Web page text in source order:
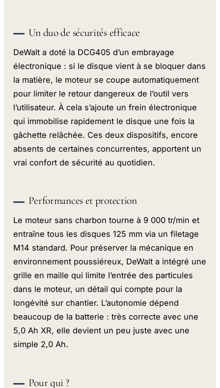
Un duo de sécurités efficace
DeWalt a doté la DCG405 d’un embrayage
électronique : si le disque vient à se bloquer dans
la matière, le moteur se coupe automatiquement
pour limiter le retour dangereux de l’outil vers
l’utilisateur. À cela s’ajoute un frein électronique
qui immobilise rapidement le disque une fois la
gâchette relâchée. Ces deux dispositifs, encore
absents de certaines concurrentes, apportent un
vrai confort de sécurité au quotidien.
Performances et protection
Le moteur sans charbon tourne à 9 000 tr/min et
entraîne tous les disques 125 mm via un filetage
M14 standard. Pour préserver la mécanique en
environnement poussiéreux, DeWalt a intégré une
grille en maille qui limite l’entrée des particules
dans le moteur, un détail qui compte pour la
longévité sur chantier. L’autonomie dépend
beaucoup de la batterie : très correcte avec une
5,0 Ah XR, elle devient un peu juste avec une
simple 2,0 Ah.
Pour qui ?